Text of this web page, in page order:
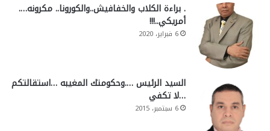
. براءة الكلاب والخفافيش..والكورونا.. مكرونه….
أمريكي..!!!
6 فبراير، 2020
السيد الرئيس ….وحكومتك المغيبه …استقالتكم
…لا تكفي
6 سبتمبر، 2015